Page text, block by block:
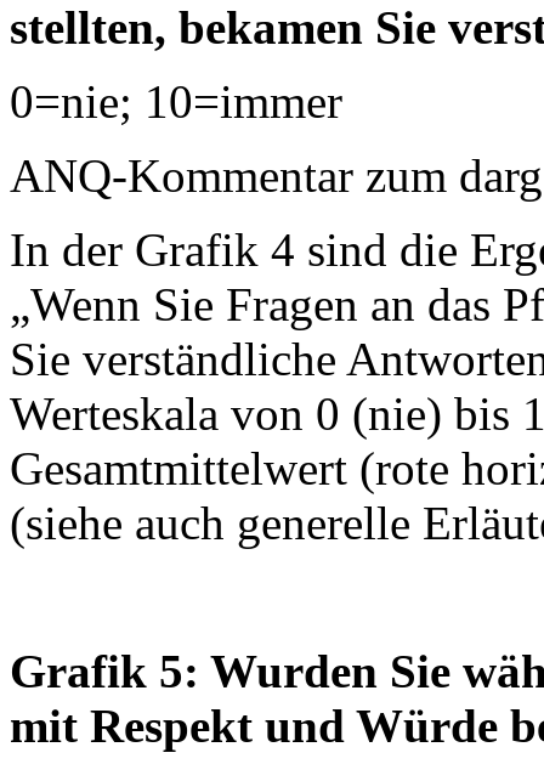
stellten, bekamen Sie
0=nie; 10=immer
ANQ-Kommentar zum
In der Grafik 4 sind die
„Wenn Sie Fragen an das
Sie verständliche
Werteskala von 0 (nie) bis
Gesamtmittelwert (rote
(siehe auch generelle
Grafik 5: Wurden Sie
mit Respekt und Würde